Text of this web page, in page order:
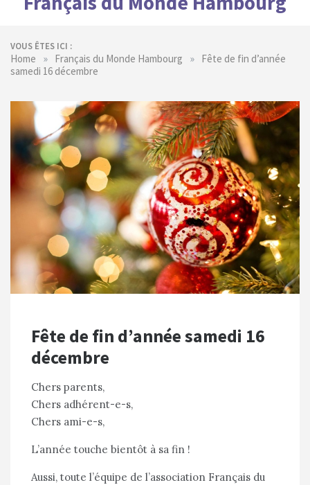
VOUS ÊTES ICI :
Home » Français du Monde Hambourg » Fête de fin d’année
samedi 16 décembre
Fête de fin d’année samedi 16
décembre
Chers parents,
Chers adhérent-e-s,
Chers ami-e-s,
L’année touche bientôt à sa fin !
Aussi, toute l’équipe de l’association Français du